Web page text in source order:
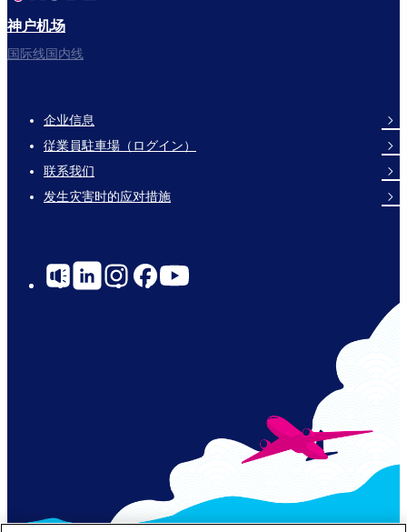
神户机场
国际线国内线
Footer
Links
企业信息
従業員駐車場（ログイン）
联系我们
发生灾害时的应对措施
Social